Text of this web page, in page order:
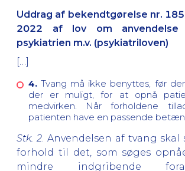
Uddrag af bekendtgørelse nr.
2022 af lov om
psykiatrien m.v. (psykiatriloven)
[…]
4. Tvang må ikke benyttes, før
der er muligt, for at opnå
medvirken. Når forholdene
patienten have en passende
Stk. 2. Anvendelsen af tvang
forhold til det, som søges
mindre indgribende